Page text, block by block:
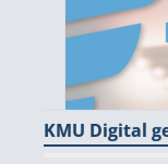
KMU Digital